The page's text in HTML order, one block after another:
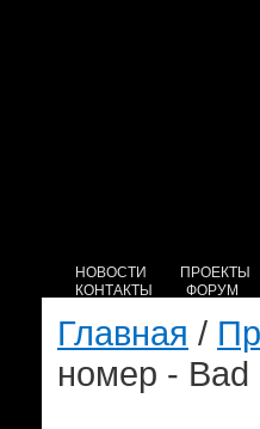
НОВОСТИ ПРОЕКТЫ
КОНТАКТЫ
ФОРУМ
Главная /
номер - Bad